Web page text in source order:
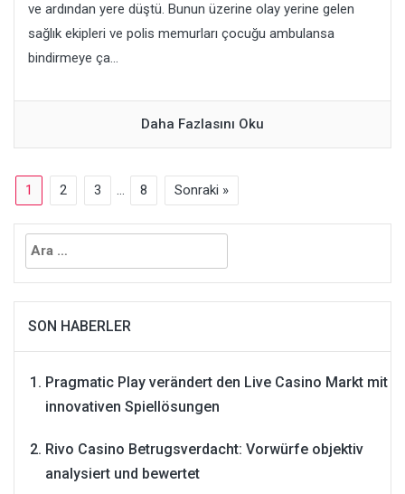
ve ardından yere düştü. Bunun üzerine olay yerine gelen
sağlık ekipleri ve polis memurları çocuğu ambulansa
bindirmeye ça...
Daha Fazlasını Oku
1 2 3 … 8 Sonraki »
Arama:
SON HABERLER
Pragmatic Play verändert den Live Casino Markt mit
innovativen Spiellösungen
Rivo Casino Betrugsverdacht: Vorwürfe objektiv
analysiert und bewertet